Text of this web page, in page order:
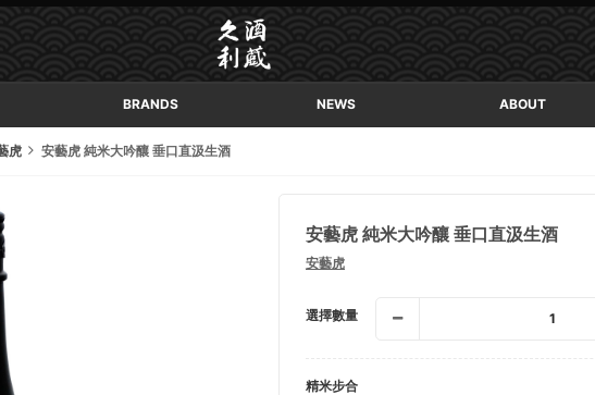
BRANDS NEWS ABOUT
虎 安藝虎 純米大吟釀 垂口直汲生酒
安藝虎 純米大吟釀 垂口直汲生酒
安藝虎
選擇數量 1
精米步合